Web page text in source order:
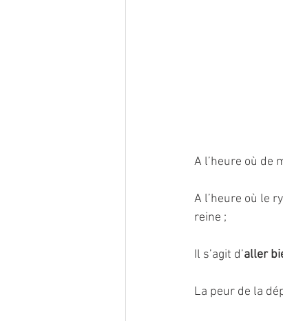
A l’heure où de
A l’heure où le
reine ;
Il s’agit d’aller
La peur de la